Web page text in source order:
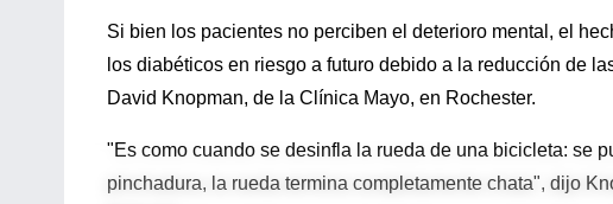
Si bien los pacientes no perciben el deterioro mental, el
los diabéticos en riesgo a futuro debido a la reducción de
David Knopman, de la Clínica Mayo, en Rochester.
"Es como cuando se desinfla la rueda de una bicicleta: se
pinchadura, la rueda termina completamente chata", dijo